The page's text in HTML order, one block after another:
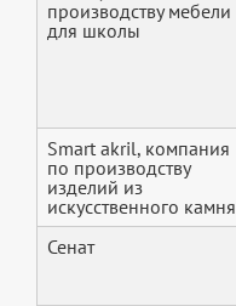
производству мебели
для школы
Smart akril, компания
по производству
изделий из
искусственного камня
Сенат